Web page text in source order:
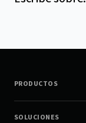
PRODUCTOS
SOLUCIONES